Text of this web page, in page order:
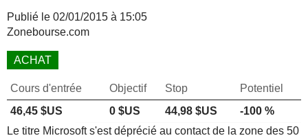
Publié le 02/01/2015 à 15:05
Zonebourse.com
ACHAT
Cours d'entrée Objectif Stop
Potentiel
46,45 $US
0 $US 44,98 $US
-100 %
Le titre Microsoft s'est déprécié au contact de la zone des 50